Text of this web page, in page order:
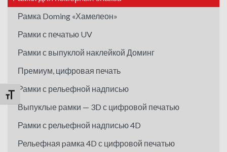
Переключить на увеличенный шрифт
Рамка Doming «Хамелеон»
Рамки с печатью UV
Рамки с выпуклой наклейкой Доминг
Премиум, цифровая печать
Рамки с рельефной надписью
Выпуклые рамки — 3D с цифровой печатью
Рамки с рельефной надписью 4D
Рельефная pамка 4D с цифровой печатью